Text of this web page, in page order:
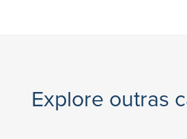
Explore outras